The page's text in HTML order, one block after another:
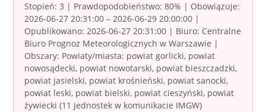
Stopień: 3 | Prawdopodobieństwo: 80% | Obowiązuje:
2026-06-27 20:31:00 – 2026-06-29 20:00:00 |
Opublikowano: 2026-06-27 20:31:00 | Biuro: Centralne
Biuro Prognoz Meteorologicznych w Warszawie |
Obszary: Powiaty/miasta: powiat gorlicki, powiat
nowosądecki, powiat nowotarski, powiat bieszczadzki,
powiat jasielski, powiat krośnieński, powiat sanocki,
powiat leski, powiat bielski, powiat cieszyński, powiat
żywiecki (11 jednostek w komunikacie IMGW)